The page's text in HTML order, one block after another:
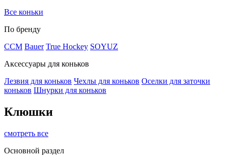
Все коньки
По бренду
ССМ Bauer True Hockey SOYUZ
Аксессуары для коньков
Лезвия для коньков Чехлы для коньков Оселки для заточки
коньков Шнурки для коньков
Клюшки
смотреть все
Основной раздел